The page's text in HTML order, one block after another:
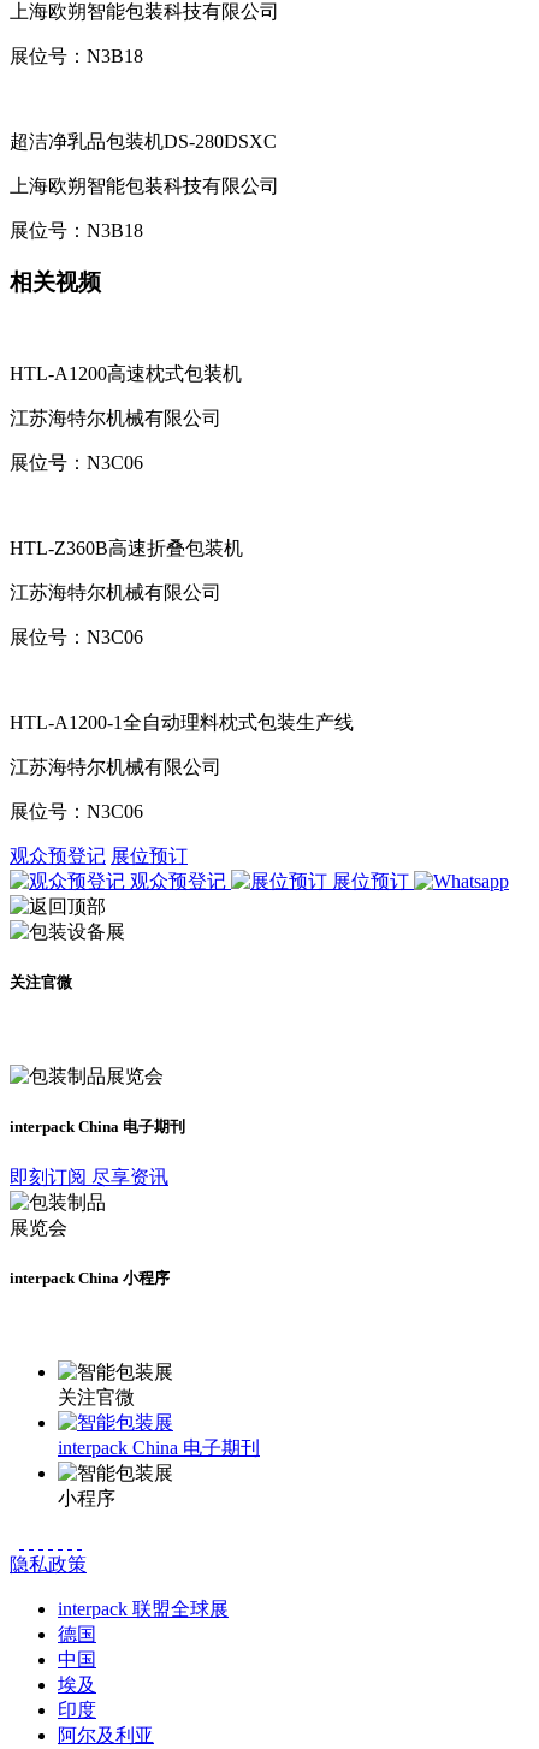
上海欧朔智能包装科技有限公司
展位号： N3B18
超洁净乳品包装机DS-280DSXC
上海欧朔智能包装科技有限公司
展位号： N3B18
相关视频
HTL-A1200高速枕式包装机
江苏海特尔机械有限公司
展位号： N3C06
HTL-Z360B高速折叠包装机
江苏海特尔机械有限公司
展位号： N3C06
HTL-A1200-1全自动理料枕式包装生产线
江苏海特尔机械有限公司
展位号： N3C06
观众预登记 展位预订
观众预登记
展位预订
关注官微
interpack China 电子期刊
即刻订阅 尽享资讯
interpack China 小程序
关注官微
interpack China 电子期刊
小程序
隐私政策
interpack 联盟全球展
德国
中国
埃及
印度
阿尔及利亚